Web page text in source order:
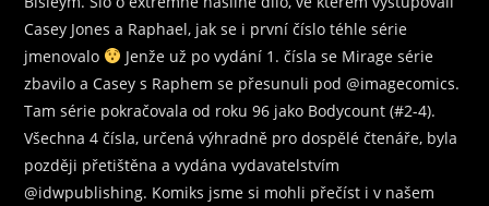
Casey Jones a Raphael, jak se i první číslo téhle série
jmenovalo
Jenže už po vydání 1. čísla se Mirage série
zbavilo a Casey s Raphem se přesunuli pod @imagecomics.
Tam série pokračovala od roku 96 jako Bodycount (#2-4).
Všechna 4 čísla, určená výhradně pro dospělé čtenáře, byla
později přetištěna a vydána vydavatelstvím
@idwpublishing. Komiks jsme si mohli přečíst i v našem